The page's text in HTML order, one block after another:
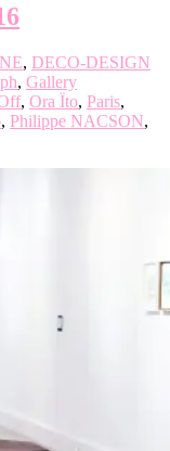
, DECO-DESIGN
, Gallery
, Ora Ïto, Paris,
, Philippe NACSON,